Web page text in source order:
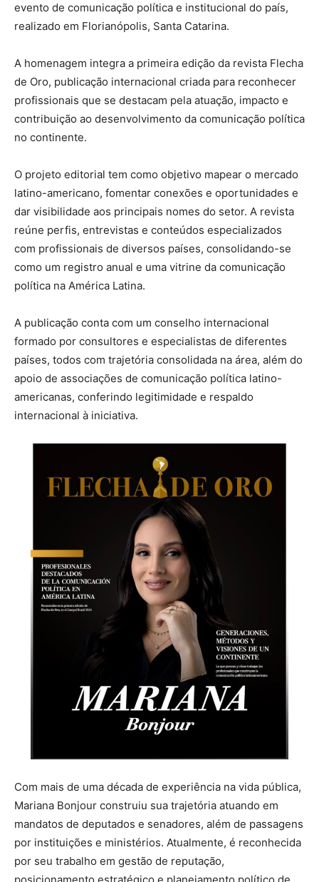
evento de comunicação política e institucional do país,
realizado em Florianópolis, Santa Catarina.
A homenagem integra a primeira edição da revista Flecha
de Oro, publicação internacional criada para reconhecer
profissionais que se destacam pela atuação, impacto e
contribuição ao desenvolvimento da comunicação política
no continente.
O projeto editorial tem como objetivo mapear o mercado
latino-americano, fomentar conexões e oportunidades e
dar visibilidade aos principais nomes do setor. A revista
reúne perfis, entrevistas e conteúdos especializados
com profissionais de diversos países, consolidando-se
como um registro anual e uma vitrine da comunicação
política na América Latina.
A publicação conta com um conselho internacional
formado por consultores e especialistas de diferentes
países, todos com trajetória consolidada na área, além do
apoio de associações de comunicação política latino-
americanas, conferindo legitimidade e respaldo
internacional à iniciativa.
Com mais de uma década de experiência na vida pública,
Mariana Bonjour construiu sua trajetória atuando em
mandatos de deputados e senadores, além de passagens
por instituições e ministérios. Atualmente, é reconhecida
por seu trabalho em gestão de reputação,